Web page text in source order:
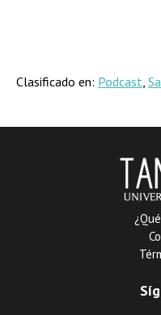
Clasificado en: Podcast,